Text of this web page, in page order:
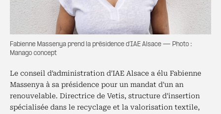
Fabienne Massenya prend la présidence d’IAE Alsace — Photo :
Manago concept
Le conseil d'administration d'IAE Alsace a élu Fabienne
Massenya à sa présidence pour un mandat d'un an
renouvelable. Directrice de Vetis, structure d'insertion
spécialisée dans le recyclage et la valorisation textile,